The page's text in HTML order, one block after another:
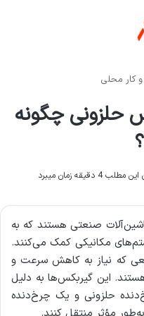
کار محلی
حلزونی چگونه
4 دقیقه زمان میبرد
صنعتی هستند که به
مکانیکی کمک می‌کنند.
که نیاز به کاهش سرعت و
این گیربکس‌ها به دلیل
حلزونی و یک چرخ‌دنده